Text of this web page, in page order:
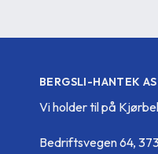
BERGSLI-HANTEK AS
Vi holder til på
Bedriftsvegen 64,